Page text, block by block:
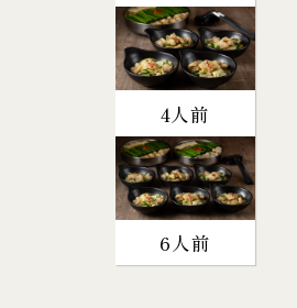
4人前
6人前